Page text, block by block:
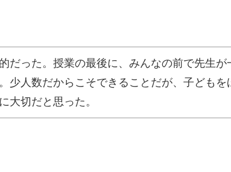
だった。授業の最後に、みんなの前で先生
少人数だからこそできることだが、子ども
大切だと思った。